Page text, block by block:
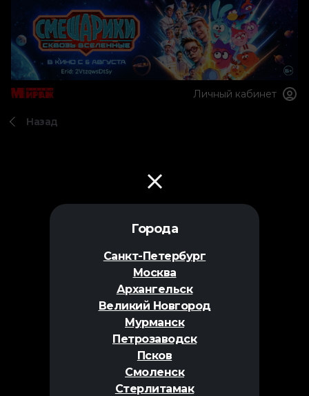
Города
Санкт-Петербург
Москва
Архангельск
Великий Новгород
Мурманск
Петрозаводск
Псков
Смоленск
Стерлитамак
Личный кабинет
Назад